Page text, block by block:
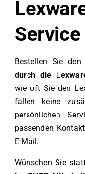
Service
Bestellen Sie den
durch die
wie oft Sie den
fallen keine
persönlichen
passenden
E-Mail.
Wünschen Sie